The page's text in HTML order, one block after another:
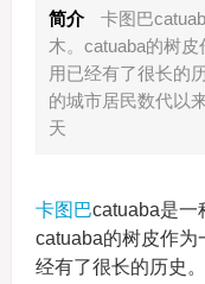
简介
卡图巴
木。catuaba的树
用已经有了很长的
的城市居民数代以
天
卡图巴catuaba是一
catuaba的树皮作为
经有了很长的历史